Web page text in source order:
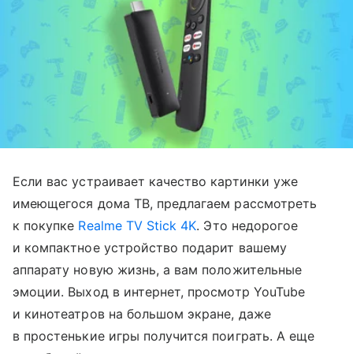
Если вас устраивает качество картинки уже
имеющегося дома ТВ, предлагаем рассмотреть
к покупке Realme TV Stick 4K. Это недорогое
и компактное устройство подарит вашему
аппарату новую жизнь, а вам положительные
эмоции. Выход в интернет, просмотр YouTube
и кинотеатров на большом экране, даже
в простенькие игры получится поиграть. А еще